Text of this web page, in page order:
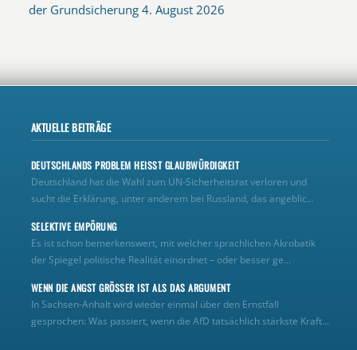
der Grundsicherung 4. August 2026
AKTUELLE BEITRÄGE
DEUTSCHLANDS PROBLEM HEISST GLAUBWÜRDIGKEIT
Deutschland hat die Wahl zum UN‑Sicherheitsrat verloren und
sucht die Erklärung, unter anderem bei Russland, das angeblic...
SELEKTIVE EMPÖRUNG
Es ist schon bemerkenswert, mit welcher sprachlichen Akrobatik
der Spiegel politische Realität einordnet – oder besser ge...
WENN DIE ANGST GRÖSSER IST ALS DAS ARGUMENT
In Sachsen-Anhalt wird wieder einmal über den Ernstfall
gesprochen: Was passiert, wenn die AfD tatsächlich stärkste Kraft...